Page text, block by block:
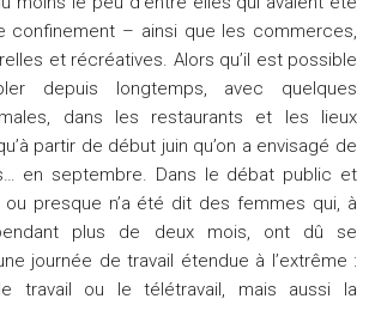
confinement – ainsi que les commerces,
et récréatives. Alors qu’il est possible
depuis longtemps, avec quelques
dans les restaurants et les lieux
partir de début juin qu’on a envisagé de
en septembre. Dans le débat public et
ou presque n’a été dit des femmes qui, à
plus de deux mois, ont dû se
journée de travail étendue à l’extrême :
travail ou le télétravail, mais aussi la